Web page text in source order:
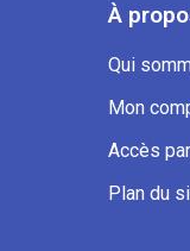
À
Qui
Mon
Accès
Plan du